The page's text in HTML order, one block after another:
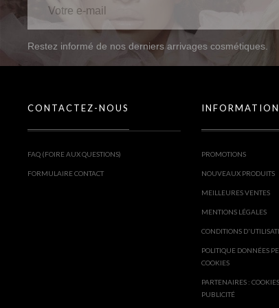
Restez informé de nos derniers arrivages cosmétiques.
CONTACTEZ-NOUS
FAQ (FOIRE AUX QUESTIONS)
FORMULAIRE CONTACT
PROMOTIONS
NOUVEAUX PRODUITS
MEILLEURES VENTES
MENTIONS LÉGALES
CONDITIONS
POLITIQUE DONNÉES
COOKIES
PARTENAIRES :
PUBLICITÉ